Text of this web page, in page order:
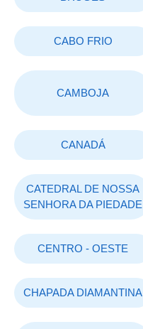
CABO FRIO
CAMBOJA
CANADÁ
CATEDRAL DE NOSSA
SENHORA DA PIEDADE
CENTRO - OESTE
CHAPADA DIAMANTINA